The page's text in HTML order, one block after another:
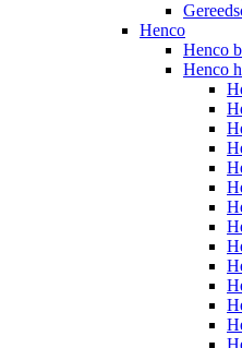
Henco
Henco
Henco